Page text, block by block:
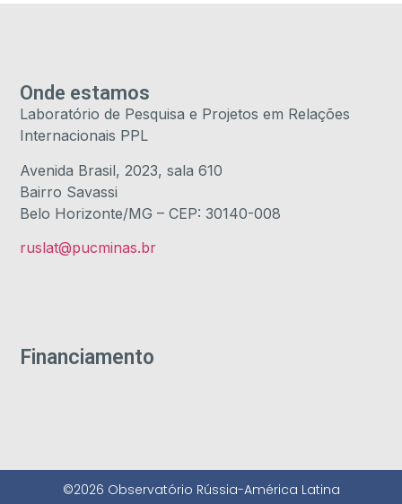
Financiamento
Onde estamos
Laboratório de Pesquisa e Projetos em Relações
Internacionais PPL
Avenida Brasil, 2023, sala 610
Bairro Savassi
Belo Horizonte/MG – CEP: 30140-008
ruslat@pucminas.br
©2026 Observatório Rússia-América Latina